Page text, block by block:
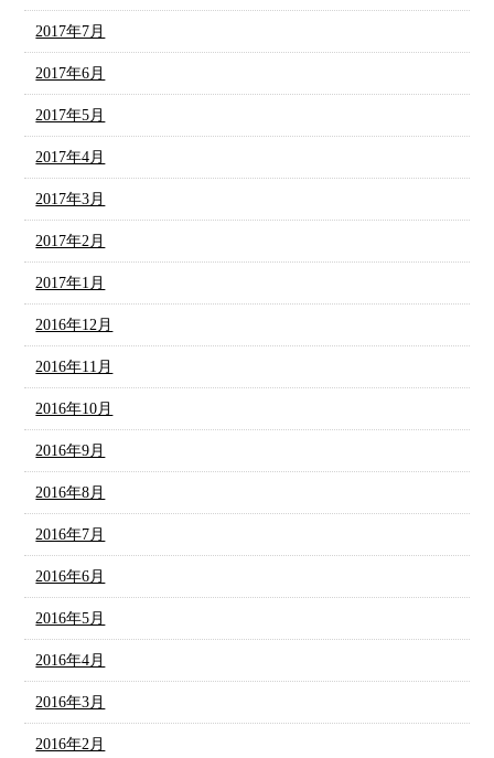
2017年7月
2017年6月
2017年5月
2017年4月
2017年3月
2017年2月
2017年1月
2016年12月
2016年11月
2016年10月
2016年9月
2016年8月
2016年7月
2016年6月
2016年5月
2016年4月
2016年3月
2016年2月